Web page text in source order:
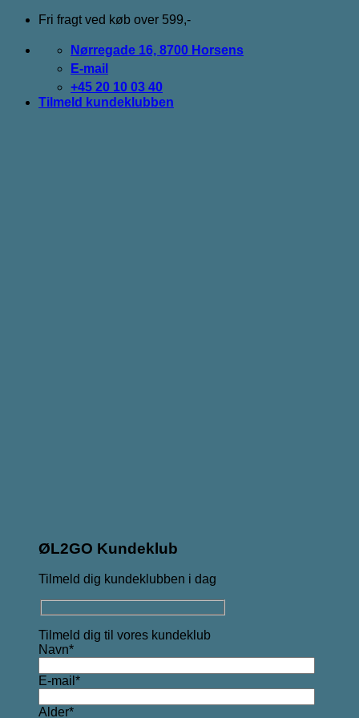
Fortsæt
indhold
Fri fragt ved køb over 599,-
Nørregade 16, 8700 Horsens
E-mail
+45 20 10 03 40
Tilmeld kundeklubben
ØL2GO Kundeklub
Tilmeld dig kundeklubben i dag
Tilmeld dig til vores kundeklub
Navn*
E-mail*
Alder*